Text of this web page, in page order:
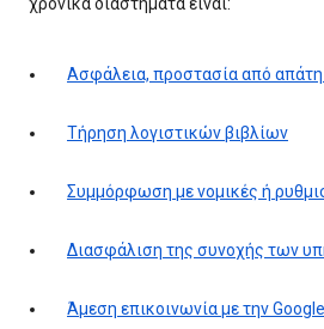
χρονικά διαστήματα είναι:
Ασφάλεια, προστασία από
Τήρηση λογιστικών βιβλίων
Συμμόρφωση με νομικές ή
Διασφάλιση της συνοχής των
Άμεση επικοινωνία με την Google